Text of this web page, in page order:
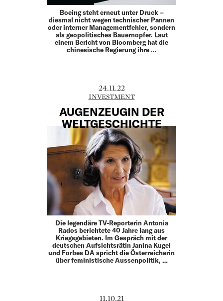
Boeing steht erneut unter Druck –
diesmal nicht wegen technischer Pannen
oder interner Managementfehler, sondern
als geopolitisches Bauernopfer. Laut
einem Bericht von Bloomberg hat die
chinesische Regierung ihre …
24.11.22
INVESTMENT
AUGENZEUGIN DER
WELTGESCHICHTE
Die legendäre TV-Reporterin Antonia
Rados berichtete 40 Jahre lang aus
Kriegsgebieten. Im Gespräch mit der
deutschen Aufsichtsrätin Janina Kugel
und Forbes DA spricht die Österreicherin
über feministische Aussenpolitik, …
11.10.21